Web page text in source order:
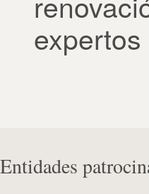
Entidades